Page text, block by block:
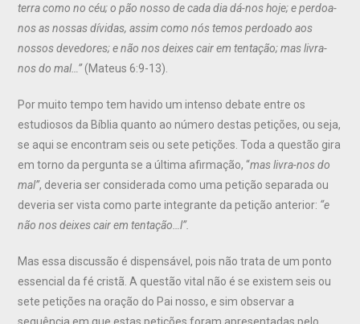
terra como no céu; o pão nosso de cada dia dá-nos hoje; e perdoa-
nos as nossas dívidas, assim como nós temos perdoado aos
nossos devedores; e não nos deixes cair em tentação; mas livra-
nos do mal…”(Mateus 6:9-13).
Por muito tempo tem havido um intenso debate entre os
estudiosos da Bíblia quanto ao número destas petições, ou seja,
se aqui se encontram seis ou sete petições. Toda a questão gira
em torno da pergunta se a última afirmação, “mas livra-nos do
mal”, deveria ser considerada como uma petição separada ou
deveria ser vista como parte integrante da petição anterior: “e
não nos deixes cair em tentação…l”.
Mas essa discussão é dispensável, pois não trata de um ponto
essencial da fé cristã. A questão vital não é se existem seis ou
sete petições na oração do Pai nosso, e sim observar a
sequência em que estas petições foram apresentadas pelo